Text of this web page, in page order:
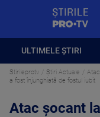
ULTIMELE ȘTIRI
Stirileprotv Știri Actuale
a fost înjunghiată de fostul iubit
Atac șocant